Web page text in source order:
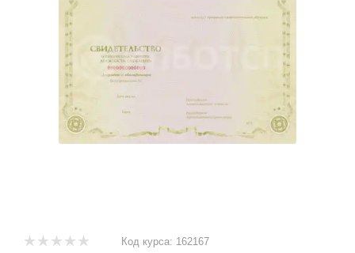
Код курса: 162167